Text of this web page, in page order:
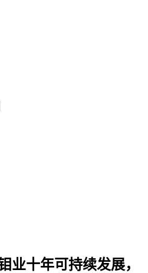
业十年可持续发展，